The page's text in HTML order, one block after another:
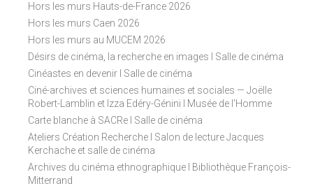
Hors les murs Hauts-de-France 2026
Hors les murs Caen 2026
Hors les murs au MUCEM 2026
Désirs de cinéma, la recherche en images I Salle de cinéma
Cinéastes en devenir I Salle de cinéma
Ciné-archives et sciences humaines et sociales — Joëlle
Robert-Lamblin et Izza Edéry-Génini I Musée de l'Homme
Carte blanche à SACRe I Salle de cinéma
Ateliers Création Recherche I Salon de lecture Jacques
Kerchache et salle de cinéma
Archives du cinéma ethnographique I Bibliothèque François-
Mitterrand